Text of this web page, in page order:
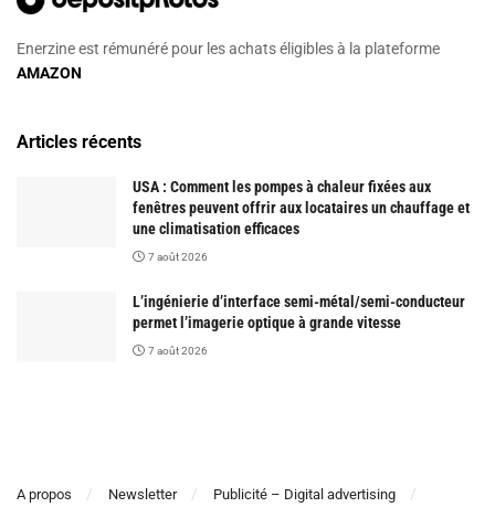
Enerzine est rémunéré pour les achats éligibles à la plateforme
AMAZON
Articles récents
USA : Comment les pompes à chaleur fixées aux
fenêtres peuvent offrir aux locataires un chauffage et
une climatisation efficaces
7 août 2026
L’ingénierie d’interface semi-métal/semi-conducteur
permet l’imagerie optique à grande vitesse
7 août 2026
A propos Newsletter Publicité – Digital advertising